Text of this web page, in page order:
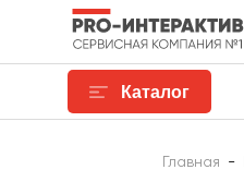
Каталог
Главная -